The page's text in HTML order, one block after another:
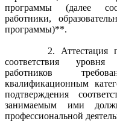
программы (далее
работники,
программы)**.
2. Аттестация
соответствия уровня
работников
квалификационным
подтверждения
занимаемым ими
профессиональной